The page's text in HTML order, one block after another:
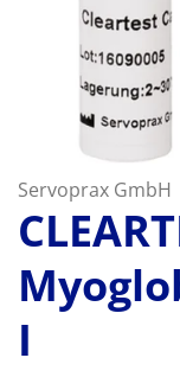
Servoprax GmbH
I